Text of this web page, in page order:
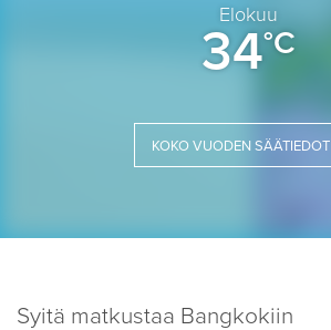
Elokuu
34°C
KOKO VUODEN SÄÄTIEDOT
Syitä matkustaa Bangkokiin